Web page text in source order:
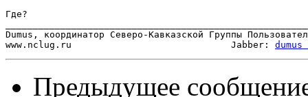
Где?
Dumus, координатор Северо-Кавказской Группы
www.nclug.ru                             Jabber:
Предыдущее